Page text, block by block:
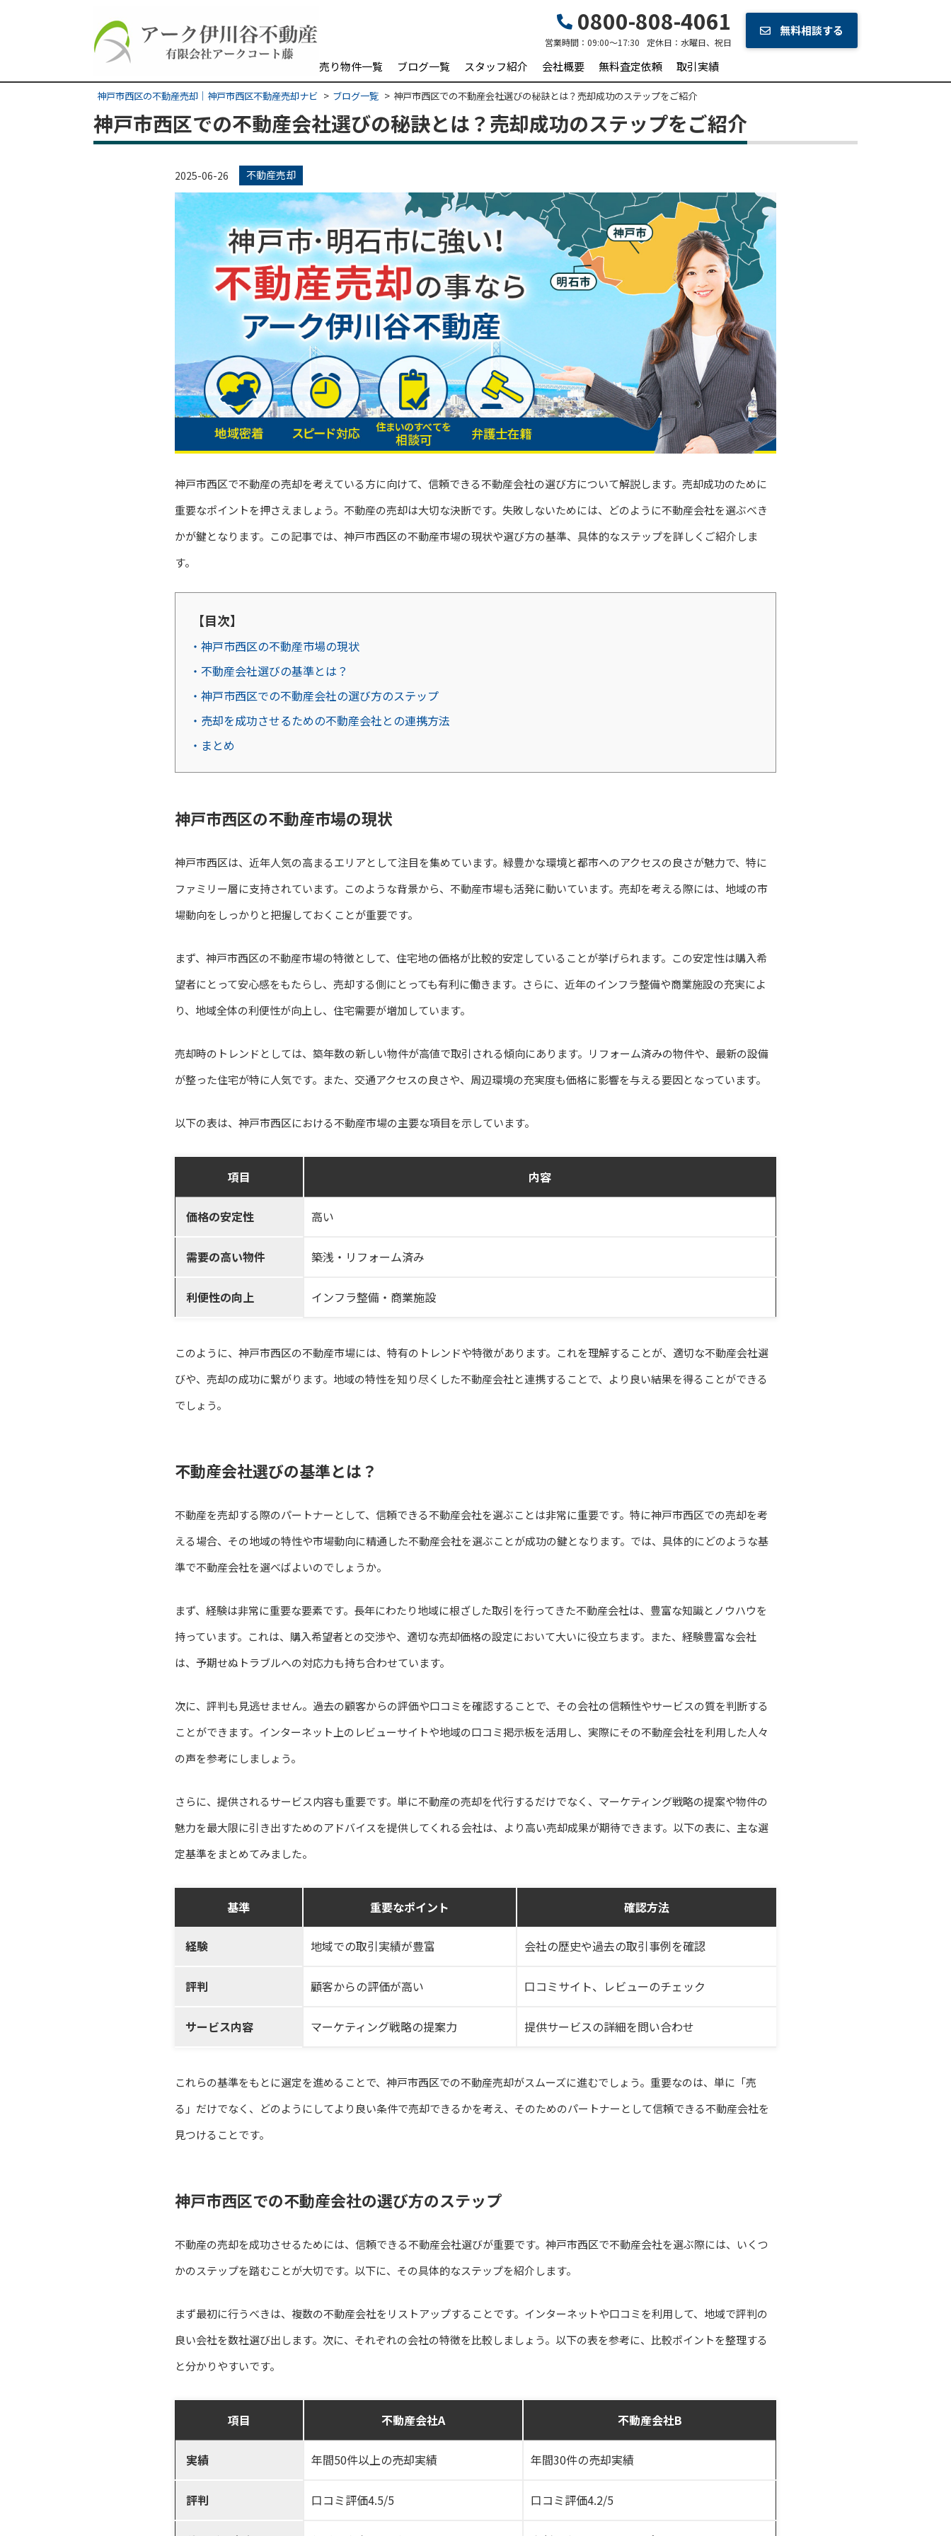
0800-808-4061
営業時間： 09:00～17:30 定休日： 水曜日、祝日
無料相談する
売り物件一覧 ブログ一覧 スタッフ紹介 会社概要 無料査定依頼 取引実績
神戸市西区の不動産売却｜神戸市西区不動産売却ナビ ブログ一覧 神戸市西区での不動産会社選びの秘訣とは？売却成功のステップをご紹介
神戸市西区での不動産会社選びの秘訣とは？売却成功のステップをご紹介
2025-06-26 不動産売却
神戸市西区で不動産の売却を考えている方に向けて、信頼できる不動産会社の選び方について解説します。売却成功のために
重要なポイントを押さえましょう。不動産の売却は大切な決断です。失敗しないためには、どのように不動産会社を選ぶべき
かが鍵となります。この記事では、神戸市西区の不動産市場の現状や選び方の基準、具体的なステップを詳しくご紹介しま
す。
【目次】
・神戸市西区の不動産市場の現状
・不動産会社選びの基準とは？
・神戸市西区での不動産会社の選び方のステップ
・売却を成功させるための不動産会社との連携方法
・まとめ
神戸市西区の不動産市場の現状
神戸市西区は、近年人気の高まるエリアとして注目を集めています。緑豊かな環境と都市へのアクセスの良さが魅力で、特に
ファミリー層に支持されています。このような背景から、不動産市場も活発に動いています。売却を考える際には、地域の市
場動向をしっかりと把握しておくことが重要です。
まず、神戸市西区の不動産市場の特徴として、住宅地の価格が比較的安定していることが挙げられます。この安定性は購入希
望者にとって安心感をもたらし、売却する側にとっても有利に働きます。さらに、近年のインフラ整備や商業施設の充実によ
り、地域全体の利便性が向上し、住宅需要が増加しています。
売却時のトレンドとしては、築年数の新しい物件が高値で取引される傾向にあります。リフォーム済みの物件や、最新の設備
が整った住宅が特に人気です。また、交通アクセスの良さや、周辺環境の充実度も価格に影響を与える要因となっています。
以下の表は、神戸市西区における不動産市場の主要な項目を示しています。
項目 内容
価格の安定性 高い
需要の高い物件 築浅・リフォーム済み
利便性の向上 インフラ整備・商業施設
このように、神戸市西区の不動産市場には、特有のトレンドや特徴があります。これを理解することが、適切な不動産会社選
びや、売却の成功に繋がります。地域の特性を知り尽くした不動産会社と連携することで、より良い結果を得ることができる
でしょう。
不動産会社選びの基準とは？
不動産を売却する際のパートナーとして、信頼できる不動産会社を選ぶことは非常に重要です。特に神戸市西区での売却を考
える場合、その地域の特性や市場動向に精通した不動産会社を選ぶことが成功の鍵となります。では、具体的にどのような基
準で不動産会社を選べばよいのでしょうか。
まず、経験は非常に重要な要素です。長年にわたり地域に根ざした取引を行ってきた不動産会社は、豊富な知識とノウハウを
持っています。これは、購入希望者との交渉や、適切な売却価格の設定において大いに役立ちます。また、経験豊富な会社
は、予期せぬトラブルへの対応力も持ち合わせています。
次に、評判も見逃せません。過去の顧客からの評価や口コミを確認することで、その会社の信頼性やサービスの質を判断する
ことができます。インターネット上のレビューサイトや地域の口コミ掲示板を活用し、実際にその不動産会社を利用した人々
の声を参考にしましょう。
さらに、提供されるサービス内容も重要です。単に不動産の売却を代行するだけでなく、マーケティング戦略の提案や物件の
魅力を最大限に引き出すためのアドバイスを提供してくれる会社は、より高い売却成果が期待できます。以下の表に、主な選
定基準をまとめてみました。
基準 重要なポイント 確認方法
経験 地域での取引実績が豊富 会社の歴史や過去の取引事例を確認
評判 顧客からの評価が高い 口コミサイト、レビューのチェック
サービス内容 マーケティング戦略の提案力 提供サービスの詳細を問い合わせ
これらの基準をもとに選定を進めることで、神戸市西区での不動産売却がスムーズに進むでしょう。重要なのは、単に「売
る」だけでなく、どのようにしてより良い条件で売却できるかを考え、そのためのパートナーとして信頼できる不動産会社を
見つけることです。
神戸市西区での不動産会社の選び方のステップ
不動産の売却を成功させるためには、信頼できる不動産会社選びが重要です。神戸市西区で不動産会社を選ぶ際には、いくつ
かのステップを踏むことが大切です。以下に、その具体的なステップを紹介します。
まず最初に行うべきは、複数の不動産会社をリストアップすることです。インターネットや口コミを利用して、地域で評判の
良い会社を数社選び出します。次に、それぞれの会社の特徴を比較しましょう。以下の表を参考に、比較ポイントを整理する
と分かりやすいです。
項目 不動産会社A 不動産会社B
実績 年間50件以上の売却実績 年間30件の売却実績
評判 口コミ評価4.5/5 口コミ評価4.2/5